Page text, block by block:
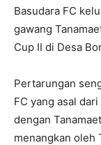
Basudara FC
gawang
Cup II di Desa
Pertarungan
FC yang asal
dengan
menangkan oleh